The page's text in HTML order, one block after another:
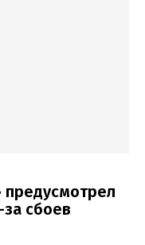
предусмотрел
сбоев